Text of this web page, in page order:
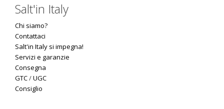
Salt'in Italy
Chi siamo?
Contattaci
Salt'in Italy si impegna!
Servizi e garanzie
Consegna
GTC/UGC
Consiglio